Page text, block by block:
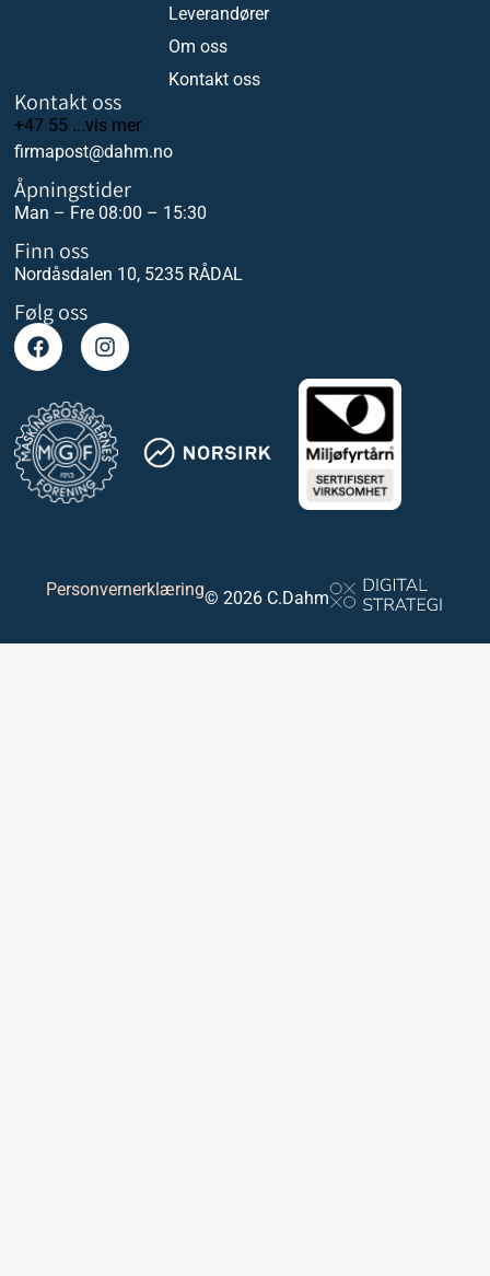
Leverandører
Om oss
Kontakt oss
Kontakt oss
+47 55 ...vis mer
firmapost@dahm.no
Åpningstider
Man – Fre 08:00 – 15:30
Finn oss
Nordåsdalen 10, 5235 RÅDAL
Følg oss
Personvernerklæring© 2026 C.Dahm